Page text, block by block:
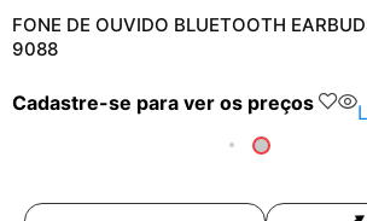
FONE DE OUVIDO BLUETOOTH
9088
Cadastre-se para ver os preços